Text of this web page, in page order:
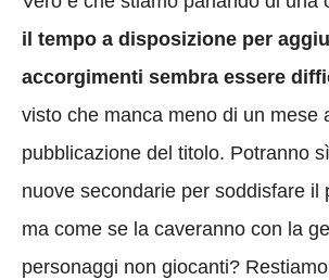
il tempo a disposizione per
accorgimenti sembra essere
visto che manca meno di un mese
pubblicazione del titolo. Potranno
nuove secondarie per soddisfare il
ma come se la caveranno con la
personaggi non giocanti?